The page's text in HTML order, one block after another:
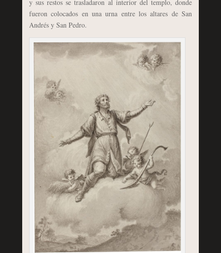
y sus restos se trasladaron al interior del templo, donde
fueron colocados en una urna entre los altares de San
Andrés y San Pedro.